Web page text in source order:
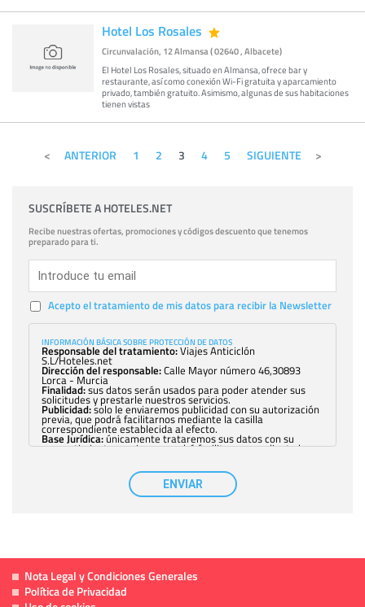
Hotel Los Rosales
Circunvalación, 12 Almansa ( 02640 , Albacete)
El Hotel Los Rosales, situado en Almansa, ofrece bar y
restaurante, así como conexión Wi-Fi gratuita y aparcamiento
privado, también gratuito. Asimismo, algunas de sus habitaciones
tienen vistas
ANTERIOR 1 2 3 4 5 SIGUIENTE
SUSCRÍBETE A HOTELES.NET
Recibe nuestras ofertas, promociones y códigos descuento que tenemos
preparado para ti.
Acepto el tratamiento de mis datos para recibir la Newsletter
INFORMACIÓN BÁSICA SOBRE PROTECCIÓN DE DATOS
Responsable del tratamiento:Viajes Anticiclón
S.L/Hoteles.net
Dirección del responsable:Calle Mayor número 46,30893
Lorca - Murcia
Finalidad:sus datos serán usados para poder atender sus
solicitudes y prestarle nuestros servicios.
Publicidad:solo le enviaremos publicidad con su autorización
previa, que podrá facilitarnos mediante la casilla
correspondiente establecida al efecto.
Base Jurídica:únicamente trataremos sus datos con su
consentimiento previo, que podrá facilitarnos mediante la
con carácter general, sólo el personal de
nuestra entidad que esté debidamente autorizado podrá
tener conocimiento de la información que le pedimos. No se
comunicarán datos a terceros.
política de privacidad
ENVIAR
Nota Legal y Condiciones Generales
Política de Privacidad